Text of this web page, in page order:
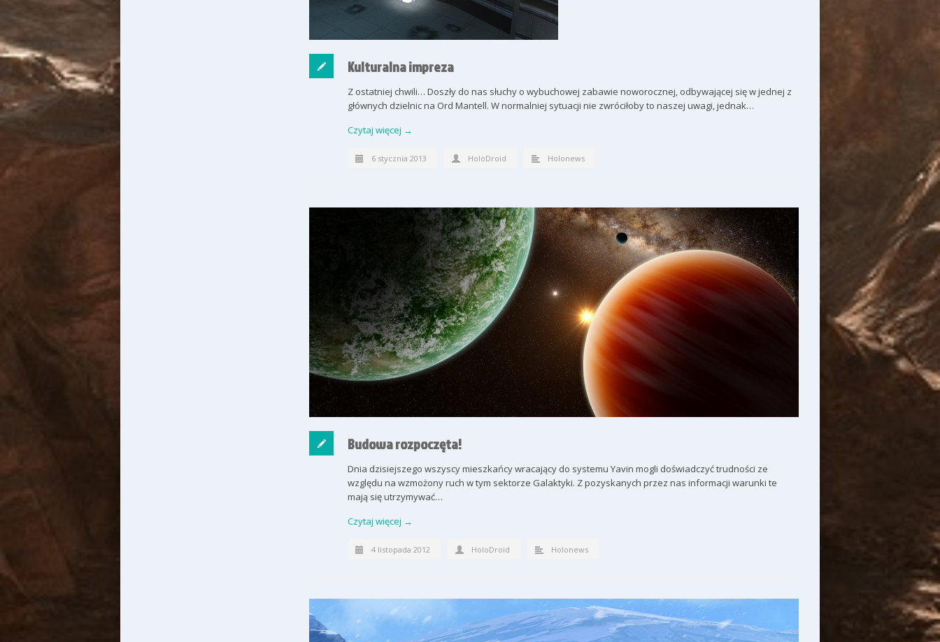
Kulturalna impreza
Z ostatniej chwili… Doszły do nas słuchy o wybuchowej zabawie noworocznej, odbywającej się w jednej z
głównych dzielnic na Ord Mantell. W normalniej sytuacji nie zwróciłoby to naszej uwagi, jednak…
Czytaj więcej →
6 stycznia 2013 HoloDroid Holonews
Budowa rozpoczęta!
Dnia dzisiejszego wszyscy mieszkańcy wracający do systemu Yavin mogli doświadczyć trudności ze
względu na wzmożony ruch w tym sektorze Galaktyki. Z pozyskanych przez nas informacji warunki te
mają się utrzymywać…
Czytaj więcej →
4 listopada 2012 HoloDroid Holonews